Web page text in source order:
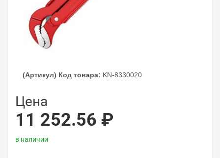
(Артикул) Код товара: KN-8330020
Цена
11 252.56 ₽
в наличии